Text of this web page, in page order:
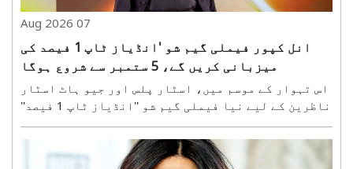
07 Aug 2026
انل کپور فیملی گیم شو 'انڈیاز ٹاپ 1 فیصد کی
میزبانی کریں گے، 5 ستمبر سے شروع ہوگا
اس تہوار کے موسم میں، اسٹار پلس اور جیو ہاٹ اسٹار
ناظرین کے لیے نیا فیملی گیم شو ''انڈیاز ٹاپ 1 فیصد''
لا رہے ہیں۔ بین الاقوامی سطح پر مقبول فارمیٹ ''دی 1
فیصد کلب'' پر مبنی یہ شو 5 ستمبر کو ہندوستان میں
پریمیئر ہوگا۔ یہ فارمیٹ، جو ہالینڈ، جر..